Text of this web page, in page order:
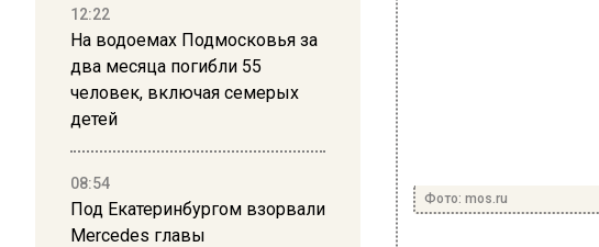
12:22
На водоемах Подмосковья за
два месяца погибли 55
человек, включая семерых
детей
08:54
Под Екатеринбургом взорвали
Mercedes главы
Фото: mos.ru